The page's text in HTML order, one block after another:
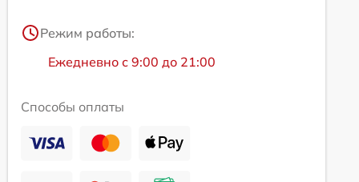
Режим работы:
Ежедневно с 9:00 до 21:00
Способы оплаты